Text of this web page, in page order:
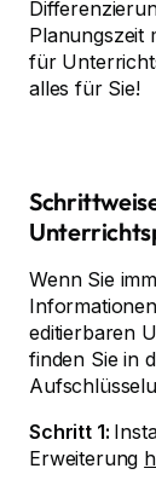
Planungszeit
für
alles für Sie!
Wenn Sie
editierbaren
finden Sie in
Schritt 1:
Erweiterung